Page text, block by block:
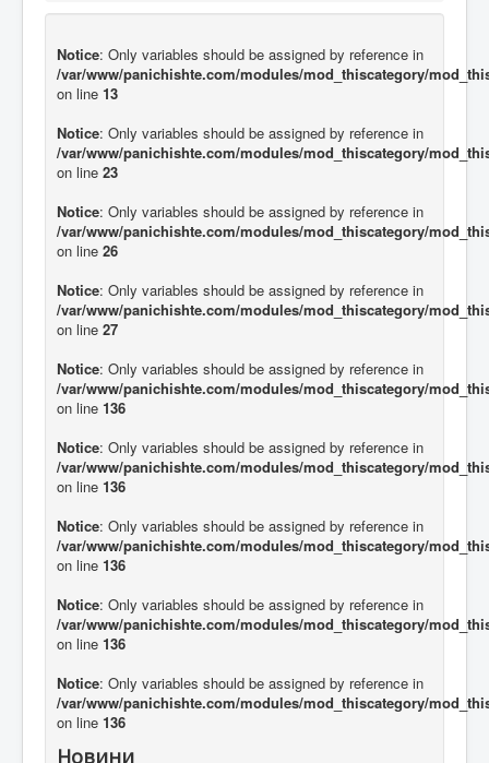
Notice: Only variables should be assigned by reference in
/var/www/panichishte.com/modules/mod_thiscategory/
on line 13
Notice: Only variables should be assigned by reference in
/var/www/panichishte.com/modules/mod_thiscategory/
on line 23
Notice: Only variables should be assigned by reference in
/var/www/panichishte.com/modules/mod_thiscategory/
on line 26
Notice: Only variables should be assigned by reference in
/var/www/panichishte.com/modules/mod_thiscategory/
on line 27
Notice: Only variables should be assigned by reference in
/var/www/panichishte.com/modules/mod_thiscategory/
on line 136
Notice: Only variables should be assigned by reference in
/var/www/panichishte.com/modules/mod_thiscategory/
on line 136
Notice: Only variables should be assigned by reference in
/var/www/panichishte.com/modules/mod_thiscategory/
on line 136
Notice: Only variables should be assigned by reference in
/var/www/panichishte.com/modules/mod_thiscategory/
on line 136
Notice: Only variables should be assigned by reference in
/var/www/panichishte.com/modules/mod_thiscategory/
on line 136
Новини